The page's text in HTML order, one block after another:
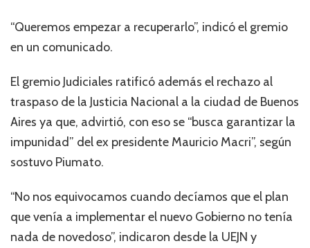
“Queremos empezar a recuperarlo”, indicó el gremio
en un comunicado.
El gremio Judiciales ratificó además el rechazo al
traspaso de la Justicia Nacional a la ciudad de Buenos
Aires ya que, advirtió, con eso se “busca garantizar la
impunidad” del ex presidente Mauricio Macri”, según
sostuvo Piumato.
“No nos equivocamos cuando decíamos que el plan
que venía a implementar el nuevo Gobierno no tenía
nada de novedoso”, indicaron desde la UEJN y